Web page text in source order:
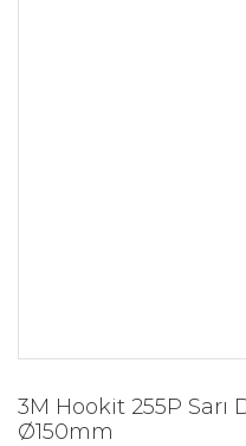
3M Hookit 255P Sarı
Ø150mm